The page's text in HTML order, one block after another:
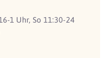
1 Uhr, So 11:30-24